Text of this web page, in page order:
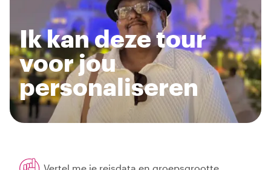
Ik kan deze tour
voor jou
personaliseren